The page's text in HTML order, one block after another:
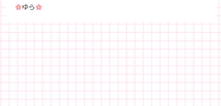
ゆら